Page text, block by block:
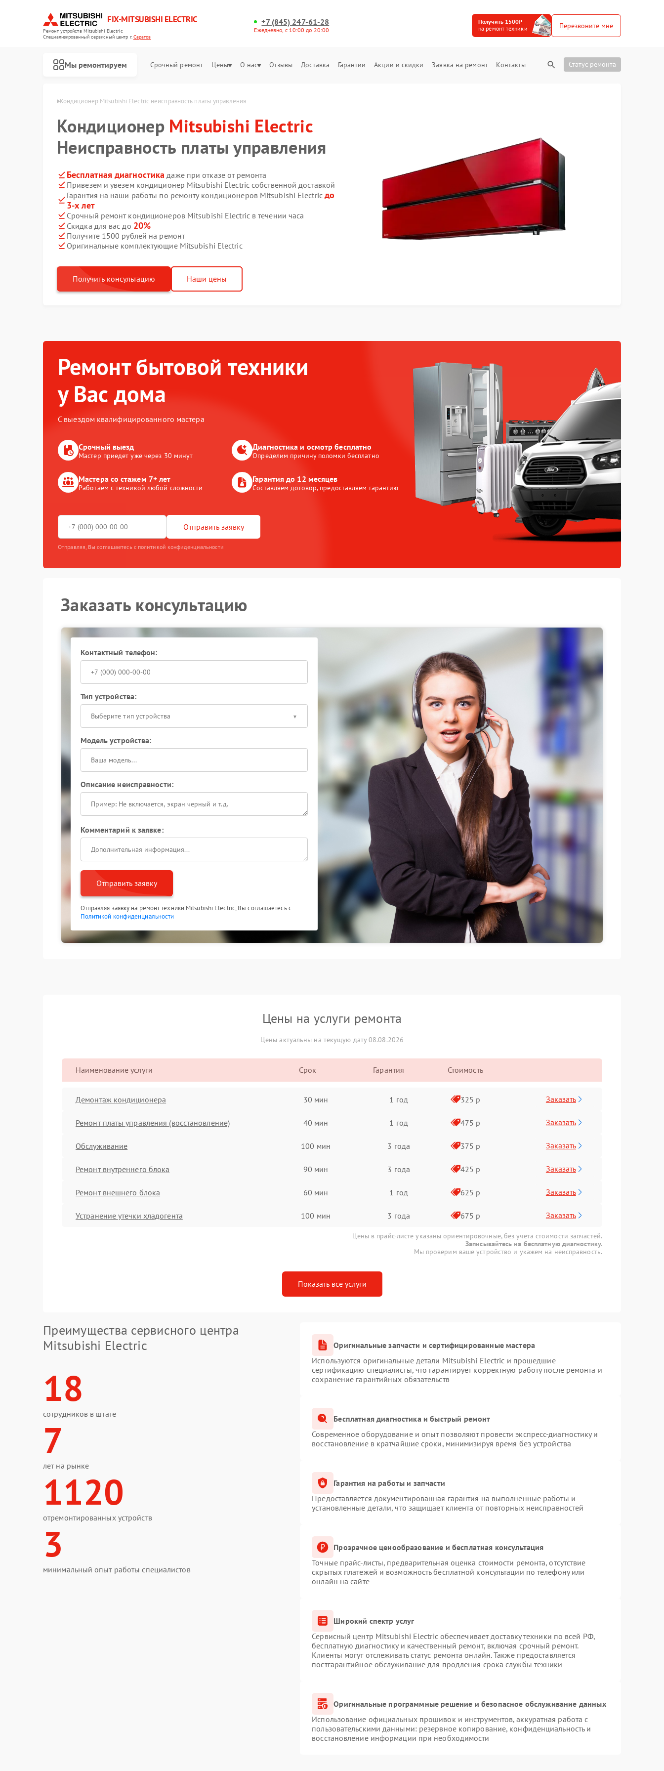
FIX-MITSUBISHI ELECTRIC
Ремонт устройств Mitsubishi Electric
Специализированный cервисный центр г.Саратов
+7 (845) 247-61-28
Ежедневно, с 10:00 до 20:00
Получить 1500₽
на ремонт техники
Перезвоните мне
Мы ремонтируем Срочный ремонт Цены О нас Отзывы Доставка Гарантии Акции и скидки Заявка на ремонт Контакты Статус ремонта
Кондиционер Mitsubishi Electric неисправность платы управления
Кондиционер Mitsubishi Electric
Неисправность платы управления
Бесплатная диагностика даже при отказе от ремонта
Привезем и увезем кондиционер Mitsubishi Electric собственной доставкой
Гарантия на наши работы по ремонту кондиционеров Mitsubishi Electric до
3-х лет
Срочный ремонт кондиционеров Mitsubishi Electric в течении часа
Скидка для вас до 20%
Получите 1500 рублей на ремонт
Оригинальные комплектующие Mitsubishi Electric
Получить консультацию Наши цены
Ремонт бытовой техники
у Вас дома
С выездом квалифицированного мастера
Срочный выезд
Мастер приедет уже через 30 минут
Диагностика и осмотр бесплатно
Определим причину поломки бесплатно
Мастера со стажем 7+ лет
Работаем с техникой любой сложности
Гарантия до 12 месяцев
Составляем договор, предоставляем гарантию
Отправить заявку
Отправляя, Вы соглашаетесь с политикой конфиденциальности
Заказать консультацию
Контактный телефон:
Тип устройства:
Выберите тип устройства
Модель устройства:
Описание неисправности:
Комментарий к заявке:
Отправить заявку
Отправляя заявку на ремонт техники Mitsubishi Electric, Вы соглашаетесь с
Политикой конфиденциальности
Цены на услуги ремонта
Цены актуальны на текущую дату 08.08.2026
Наименование услуги Срок Гарантия Стоимость
Демонтаж кондиционера 30 мин 1 год 325 р Заказать
Ремонт платы управления (восстановление) 40 мин 1 год 475 р Заказать
Обслуживание 100 мин 3 года 375 р Заказать
Ремонт внутреннего блока 90 мин 3 года 425 р Заказать
Ремонт внешнего блока 60 мин 1 год 625 р Заказать
Устранение утечки хладогента 100 мин 3 года 675 р Заказать
Цены в прайс-листе указаны ориентировочные, без учета стоимости запчастей.
Записывайтесь на бесплатную диагностику.
Мы проверим ваше устройство и укажем на неисправность.
Показать все услуги
Преимущества сервисного центра
Mitsubishi Electric
18
сотрудников в штате
7
лет на рынке
1120
отремонтированных устройств
3
минимальный опыт работы специалистов
Оригинальные запчасти и сертифицированные мастера
Используются оригинальные детали Mitsubishi Electric и прошедшие
сертификацию специалисты, что гарантирует корректную работу после ремонта и
сохранение гарантийных обязательств
Бесплатная диагностика и быстрый ремонт
Современное оборудование и опыт позволяют провести экспресс-диагностику и
восстановление в кратчайшие сроки, минимизируя время без устройства
Гарантия на работы и запчасти
Предоставляется документированная гарантия на выполненные работы и
установленные детали, что защищает клиента от повторных неисправностей
Прозрачное ценообразование и бесплатная консультация
Точные прайс-листы, предварительная оценка стоимости ремонта, отсутствие
скрытых платежей и возможность бесплатной консультации по телефону или
онлайн на сайте
Широкий спектр услуг
Сервисный центр Mitsubishi Electric обеспечивает доставку техники по всей РФ,
бесплатную диагностику и качественный ремонт, включая срочный ремонт.
Клиенты могут отслеживать статус ремонта онлайн. Также предоставляется
постгарантийное обслуживание для продления срока службы техники
Оригинальные программные решение и безопасное обслуживание данных
Использование официальных прошивок и инструментов, аккуратная работа с
пользовательскими данными: резервное копирование, конфиденциальность и
восстановление информации при необходимости